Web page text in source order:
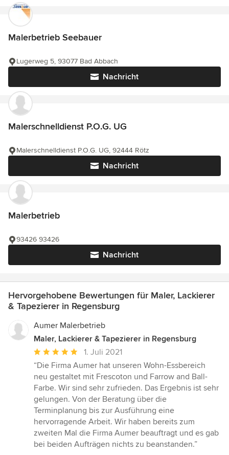
Malerbetrieb Seebauer
Nachricht
Lugerweg 5, 93077 Bad Abbach
Malerschnelldienst P.O.G. UG
Nachricht
Malerschnelldienst P.O.G. UG, 92444 Rötz
Malerbetrieb
Nachricht
93426 93426
Hervorgehobene Bewertungen für Maler, Lackierer
& Tapezierer in Regensburg
Aumer Malerbetrieb
Maler, Lackierer & Tapezierer in Regensburg
Durchschnittliche
Bewertung:
5
von
5
Sternen
1. Juli 2021
“Die Firma Aumer hat unseren Wohn-Essbereich
neu gestaltet mit Frescoton und Farrow and Ball-
Farbe. Wir sind sehr zufrieden. Das Ergebnis ist sehr
gelungen. Von der Beratung über die
Terminplanung bis zur Ausführung eine
hervorragende Arbeit. Wir haben bereits zum
zweiten Mal die Firma Aumer beauftragt und es gab
bei beiden Aufträgen nichts zu beanstanden.”